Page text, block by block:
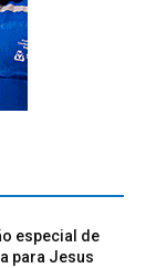
especial de
para Jesus